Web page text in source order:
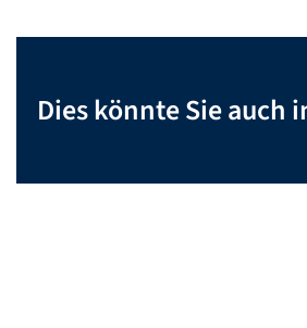
Dies könnte Sie auch